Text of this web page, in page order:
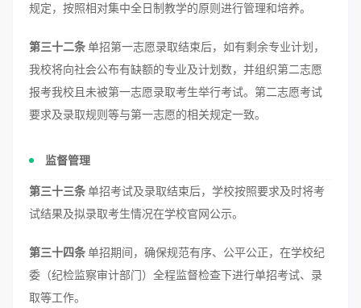
规定，按照相对集中全日制教学的原则进行管理和培养。
第三十二条单招第一志愿录取结束后，如有剩余专业计划，
我校将向社会公布有缺额的专业及计划数，并组织第二志愿
报考我校且未被第一志愿录取考生举行考试。第二志愿考试
要求及录取规则等与第一志愿的相关规定一致。
监督管理
第三十三条单招考试及录取结束后，学校按照要求及时将考
试结果及拟录取考生情况在学校官网公示。
第三十四条单招期间，确保规范有序、公平公正，在学校纪
委（纪检监察审计部门）全程监督检查下进行单招考试、录
取等工作。